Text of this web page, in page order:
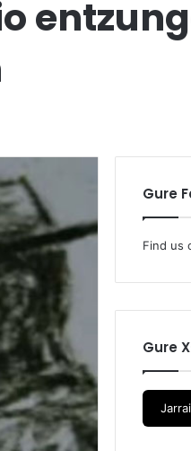
Gure
Find us
Gure